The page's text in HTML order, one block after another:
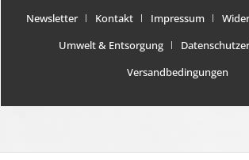
Newsletter
Kontakt Impressum
Umwelt & Entsorgung
Versandbedingungen